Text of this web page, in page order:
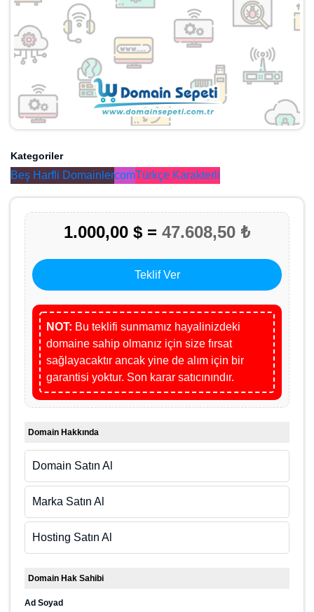
Kategoriler
Beş Harfli Domainler com Türkçe Karakterli
1.000,00 $ = 47.608,50 ₺
Teklif Ver
NOT: Bu teklifi sunmamız hayalinizdeki
domaine sahip olmanız için size fırsat
sağlayacaktır ancak yine de alım için bir
garantisi yoktur. Son karar satıcınındır.
Domain Hakkında
Domain Satın Al
Marka Satın Al
Hosting Satın Al
Domain Hak Sahibi
Ad Soyad